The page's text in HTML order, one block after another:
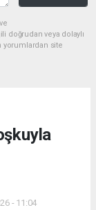
doğrudan veya dolaylı
yorumlardan site
- 11:04